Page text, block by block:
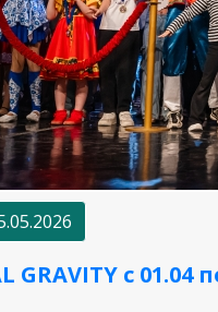
GRAVITY с 01.04